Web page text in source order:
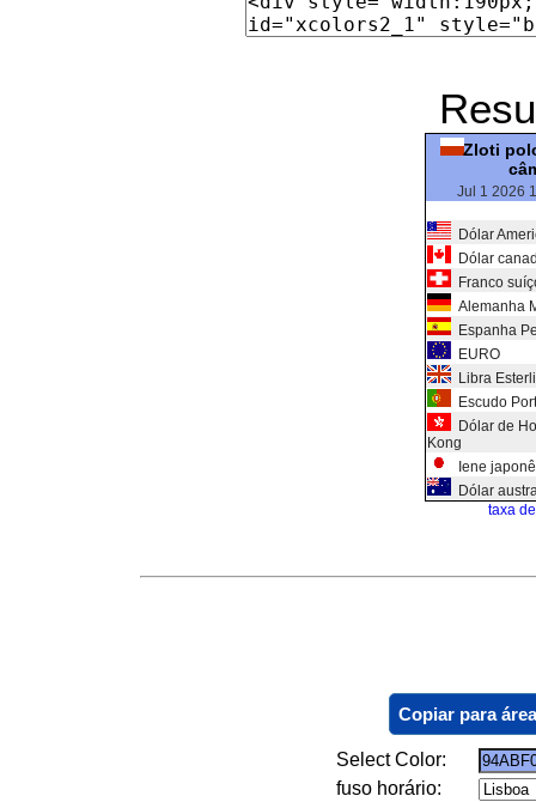
Zloti
Jul 1 2026
Dólar
Dólar
Franco
Alemanha
Espanha
EURO
Libra
Escudo
Dólar de
Kong
Iene
Dólar
taxa
Copiar para
Select Color:
fuso horário: